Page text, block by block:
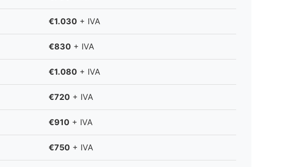
€1.030 + IVA
€830 + IVA
€1.080 + IVA
€720 + IVA
€910 + IVA
€750 + IVA